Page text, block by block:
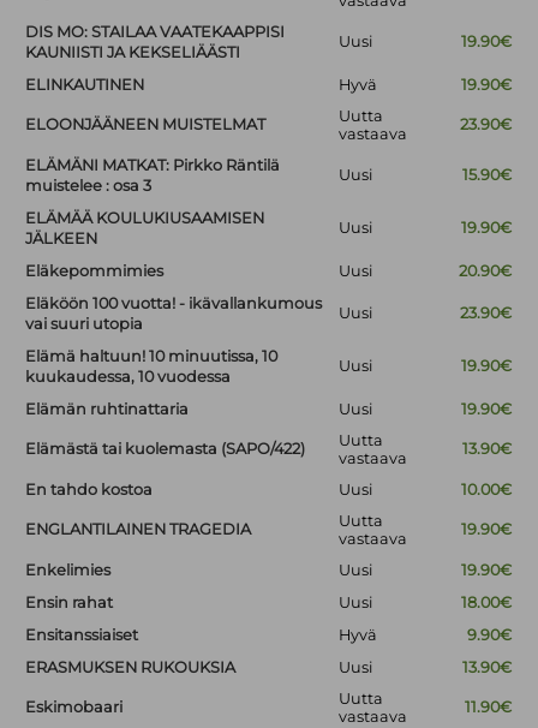
DIS MO: STAILAA VAATEKAAPPISI
KAUNIISTI JA KEKSELIÄÄSTI
Uusi 19.90€
ELINKAUTINEN Hyvä 19.90€
ELOONJÄÄNEEN MUISTELMAT
Uutta
vastaava
23.90€
ELÄMÄNI MATKAT: Pirkko Räntilä
muistelee : osa 3
Uusi 15.90€
ELÄMÄÄ KOULUKIUSAAMISEN
JÄLKEEN
Uusi 19.90€
Eläkepommimies Uusi
20.90€
Eläköön 100 vuotta! - ikävallankumous
vai suuri utopia
Uusi 23.90€
Elämä haltuun! 10 minuutissa, 10
kuukaudessa, 10 vuodessa
Uusi 19.90€
Elämän ruhtinattaria Uusi 19.90€
Elämästä tai kuolemasta (SAPO/422)
Uutta
vastaava
13.90€
En tahdo kostoa Uusi 10.00€
ENGLANTILAINEN TRAGEDIA
Uutta
vastaava
19.90€
Enkelimies Uusi
19.90€
Ensin rahat
Uusi
18.00€
Ensitanssiaiset
Hyvä
9.90€
ERASMUKSEN RUKOUKSIA
Uusi 13.90€
Eskimobaari
Uutta
vastaava
11.90€